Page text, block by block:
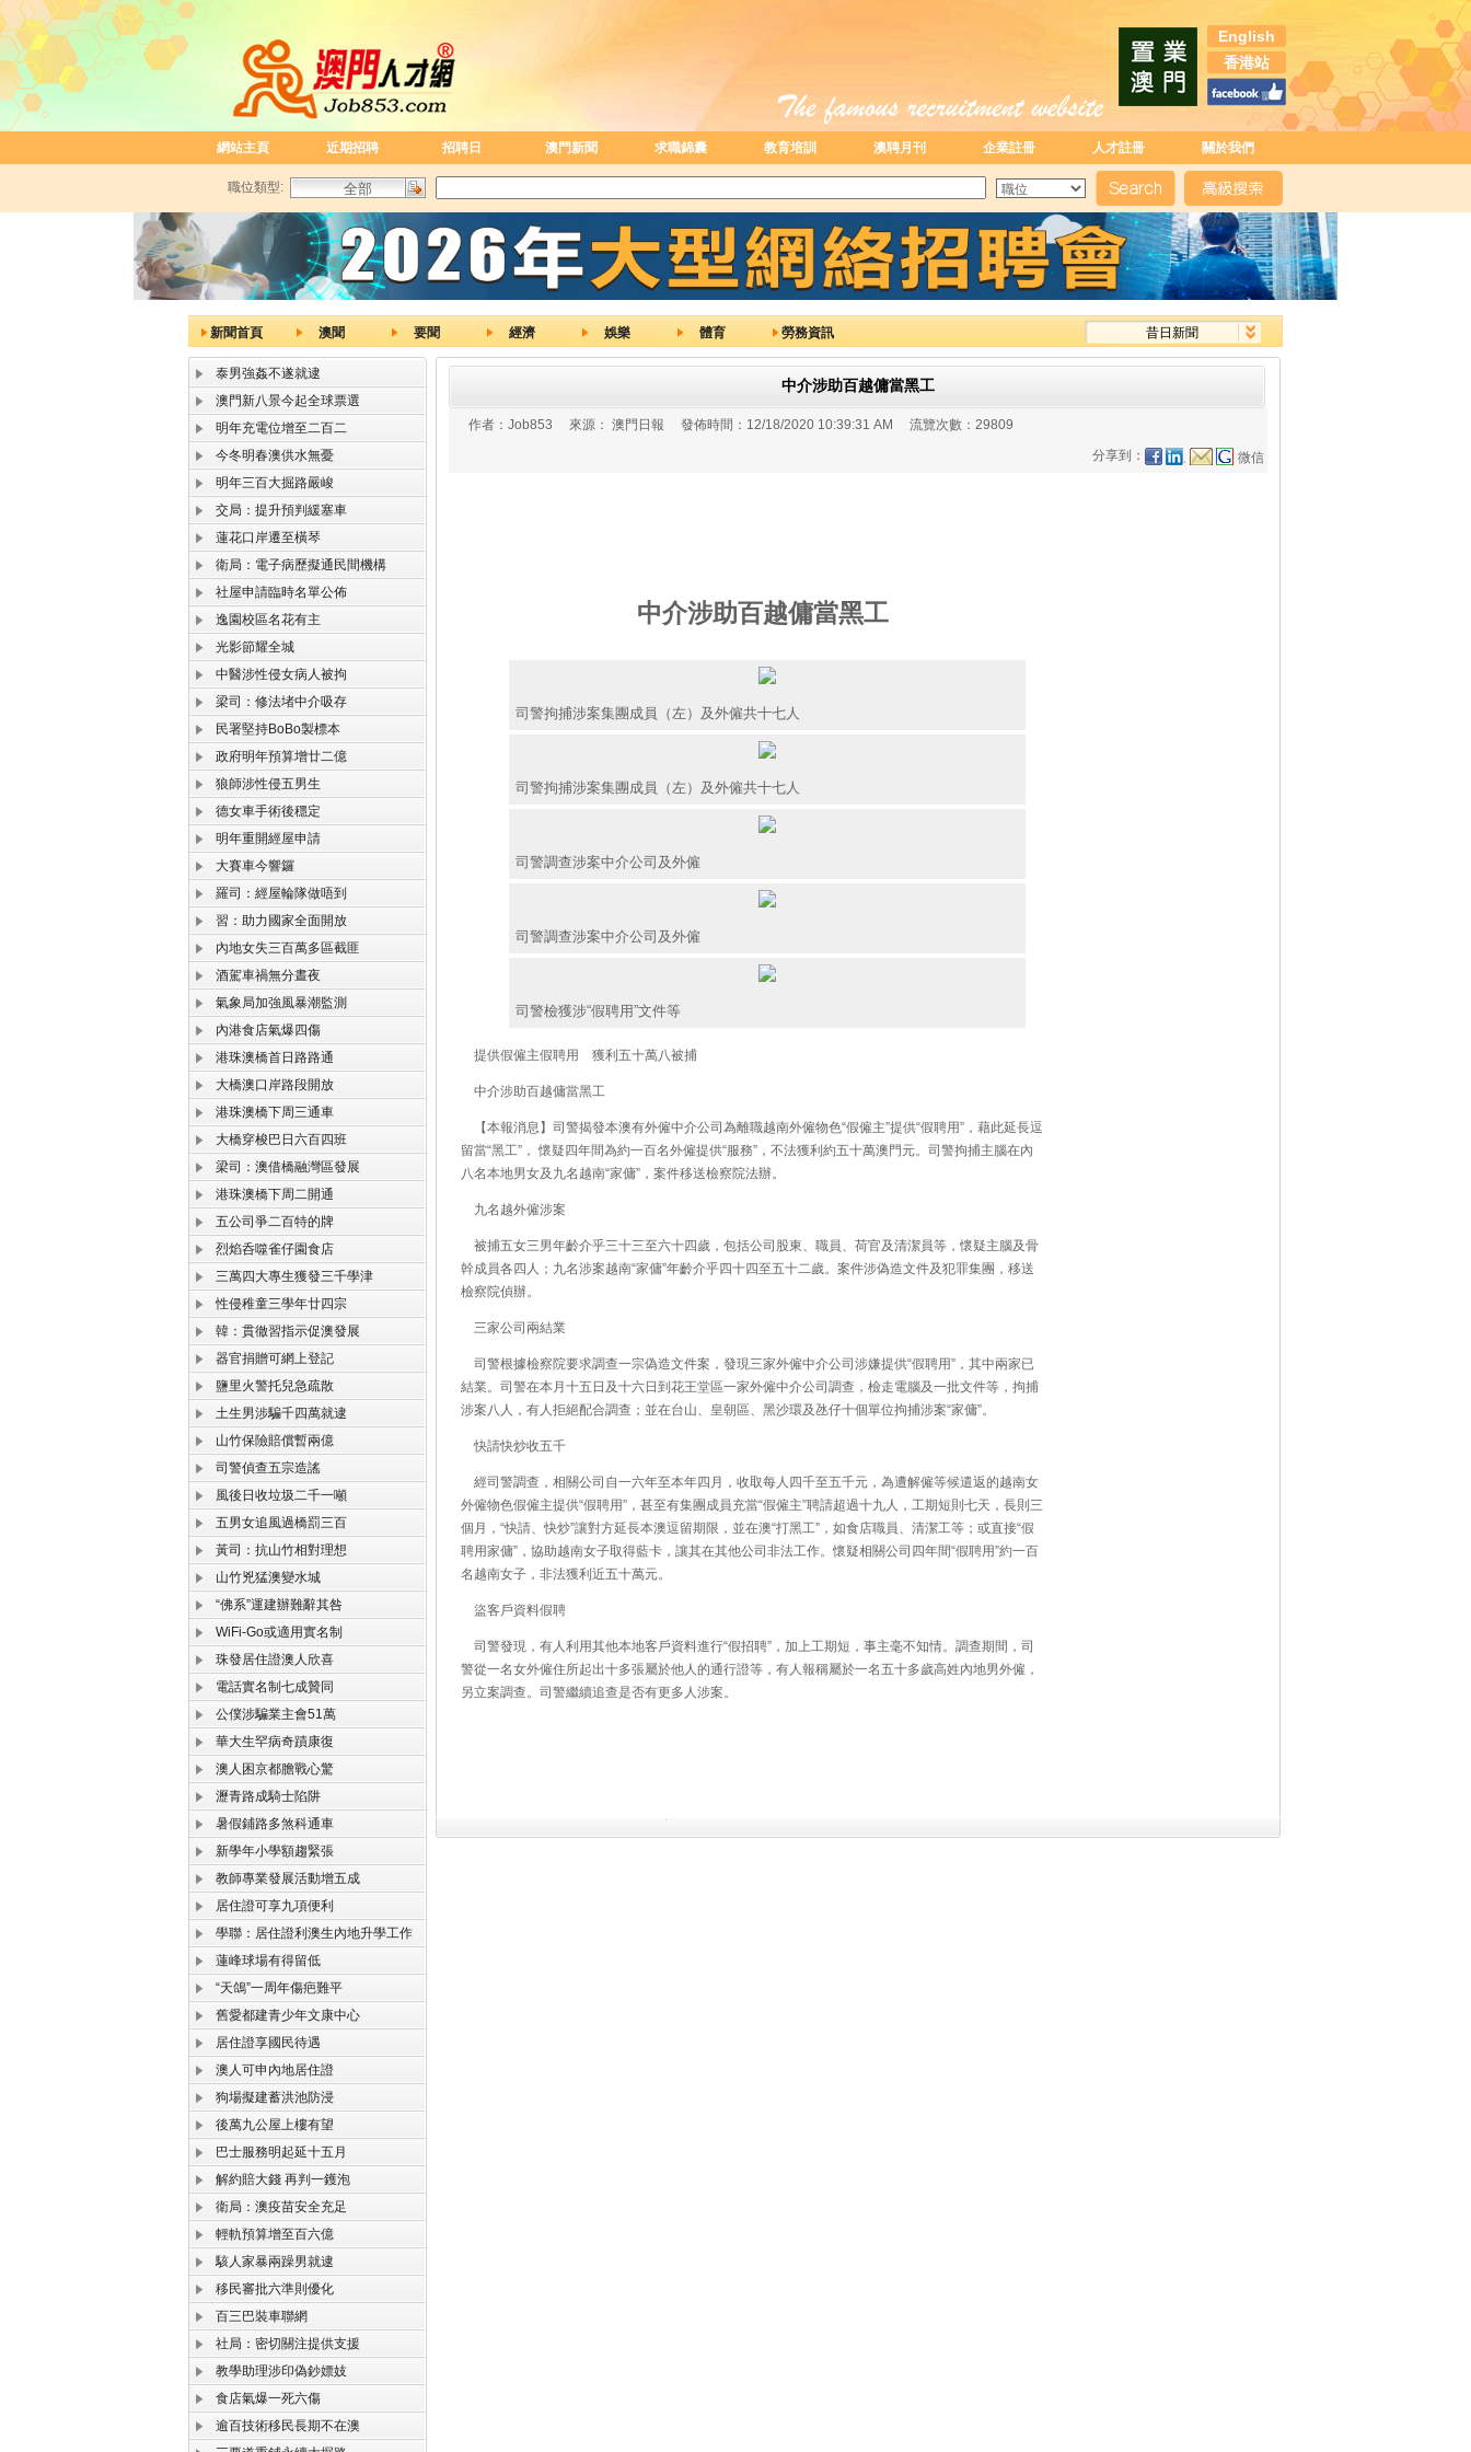
English
香港站
網站主頁 近期招聘 招聘日 澳門新聞 求職錦囊 教育培訓 澳聘月刊 企業註冊 人才註冊 關於我們
職位類型:
新聞首頁 澳聞 要聞 經濟 娛樂 體育 勞務資訊 昔日新聞
泰男強姦不遂就逮
澳門新八景今起全球票選
明年充電位增至二百二
今冬明春澳供水無憂
明年三百大掘路嚴峻
交局：提升預判緩塞車
蓮花口岸遷至橫琴
衛局：電子病歷擬通民間機構
社屋申請臨時名單公佈
逸園校區名花有主
光影節耀全城
中醫涉性侵女病人被拘
梁司：修法堵中介吸存
民署堅持BoBo製標本
政府明年預算增廿二億
狼師涉性侵五男生
德女車手術後穩定
明年重開經屋申請
大賽車今響鑼
羅司：經屋輪隊做唔到
習：助力國家全面開放
內地女失三百萬多區截匪
酒駕車禍無分晝夜
氣象局加強風暴潮監測
內港食店氣爆四傷
港珠澳橋首日路路通
大橋澳口岸路段開放
港珠澳橋下周三通車
大橋穿梭巴日六百四班
梁司：澳借橋融灣區發展
港珠澳橋下周二開通
五公司爭二百特的牌
烈焰呑噬雀仔園食店
三萬四大專生獲發三千學津
性侵稚童三學年廿四宗
韓：貫徹習指示促澳發展
器官捐贈可網上登記
鹽里火警托兒急疏散
土生男涉騙千四萬就逮
山竹保險賠償暫兩億
司警偵查五宗造謠
風後日收垃圾二千一噸
五男女追風過橋罰三百
黃司：抗山竹相對理想
山竹兇猛澳變水城
“佛系”運建辦難辭其咎
WiFi-Go或適用實名制
珠發居住證澳人欣喜
電話實名制七成贊同
公僕涉騙業主會51萬
華大生罕病奇蹟康復
澳人困京都膽戰心驚
瀝青路成騎士陷阱
暑假鋪路多煞科通車
新學年小學額趨緊張
教師專業發展活動增五成
居住證可享九項便利
學聯：居住證利澳生內地升學工作
蓮峰球場有得留低
“天鴿”一周年傷疤難平
舊愛都建青少年文康中心
居住證享國民待遇
澳人可申內地居住證
狗場擬建蓄洪池防浸
後萬九公屋上樓有望
巴士服務明起延十五月
解約賠大錢 再判一鑊泡
衛局：澳疫苗安全充足
輕軌預算增至百六億
駭人家暴兩躁男就逮
移民審批六準則優化
百三巴裝車聯網
社局：密切關注提供支援
教學助理涉印偽鈔嫖妓
食店氣爆一死六傷
逾百技術移民長期不在澳
中介涉助百越傭當黑工
作者： Job853 來源： 澳門日報 發佈時間： 12/18/2020 10:39:31 AM 流覽次數： 29809
分享到：
微信
中介涉助百越傭當黑工
司警拘捕涉案集團成員（左）及外僱共十七人
司警拘捕涉案集團成員（左）及外僱共十七人
司警調查涉案中介公司及外僱
司警調查涉案中介公司及外僱
司警檢獲涉“假聘用”文件等
提供假僱主假聘用 獲利五十萬八被捕
中介涉助百越傭當黑工
【本報消息】司警揭發本澳有外僱中介公司為離職越南外僱物色“假僱主”提供“假聘用”，藉此延長逗
留當“黑工”， 懷疑四年間為約一百名外僱提供“服務”，不法獲利約五十萬澳門元。司警拘捕主腦在內
八名本地男女及九名越南“家傭”，案件移送檢察院法辦。
九名越外僱涉案
被捕五女三男年齡介乎三十三至六十四歲，包括公司股東、職員、荷官及清潔員等，懷疑主腦及骨
幹成員各四人；九名涉案越南“家傭”年齡介乎四十四至五十二歲。案件涉偽造文件及犯罪集團，移送
檢察院偵辦。
三家公司兩結業
司警根據檢察院要求調查一宗偽造文件案，發現三家外僱中介公司涉嫌提供“假聘用”，其中兩家已
結業。司警在本月十五日及十六日到花王堂區一家外僱中介公司調查，檢走電腦及一批文件等，拘捕
涉案八人，有人拒絕配合調查；並在台山、皇朝區、黑沙環及氹仔十個單位拘捕涉案“家傭”。
快請快炒收五千
經司警調查，相關公司自一六年至本年四月，收取每人四千至五千元，為遭解僱等候遣返的越南女
外僱物色假僱主提供“假聘用”，甚至有集團成員充當“假僱主”聘請超過十九人，工期短則七天，長則三
個月，“快請、快炒”讓對方延長本澳逗留期限，並在澳“打黑工”，如食店職員、清潔工等；或直接“假
聘用家傭”，協助越南女子取得藍卡，讓其在其他公司非法工作。懷疑相關公司四年間“假聘用”約一百
名越南女子，非法獲利近五十萬元。
盜客戶資料假聘
司警發現，有人利用其他本地客戶資料進行“假招聘”，加上工期短，事主毫不知情。調查期間，司
警從一名女外僱住所起出十多張屬於他人的通行證等，有人報稱屬於一名五十多歲高姓內地男外僱，
另立案調查。司警繼續追查是否有更多人涉案。